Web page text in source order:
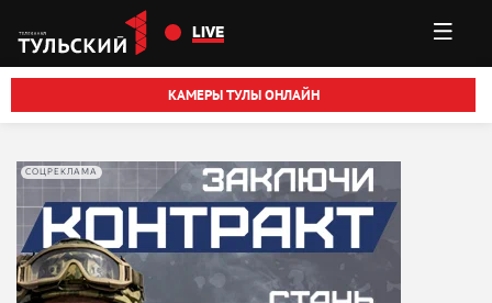
Перейти к основному содержанию
LIVE
КАМЕРЫ ТУЛЫ ОНЛАЙН
СОЦРЕКЛАМА